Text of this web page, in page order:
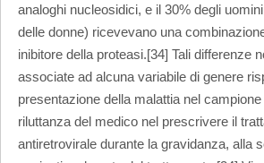
analoghi nucleosidici, e il 30% degli
delle donne) ricevevano una
inibitore della proteasi.[34] Tali differenze
associate ad alcuna variabile di genere
presentazione della malattia nel
riluttanza del medico nel prescrivere il
antiretrovirale durante la gravidanza, alla